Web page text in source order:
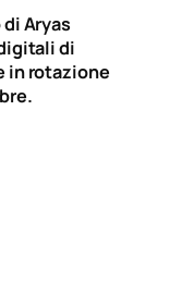
Aryas
di
in rotazione